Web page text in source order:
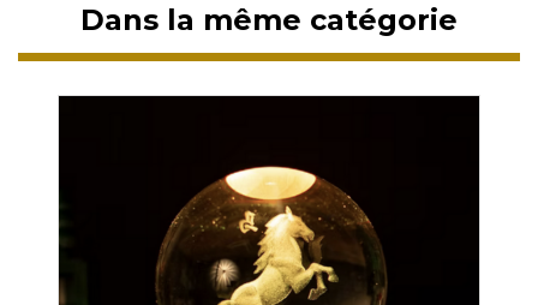
Dans la même catégorie